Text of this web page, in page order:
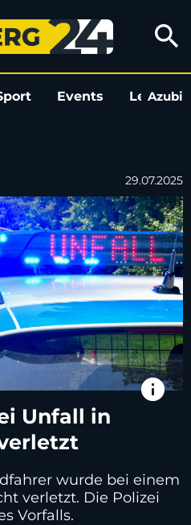
Unfall in
search
Events LeoAzubi
29.07.2025
info
Unfall in
wurde bei einem
verletzt. Die Polizei
Vorfalls.